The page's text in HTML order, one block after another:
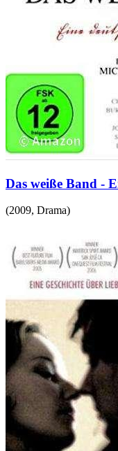
Das weiße Band -
(2009, Drama)